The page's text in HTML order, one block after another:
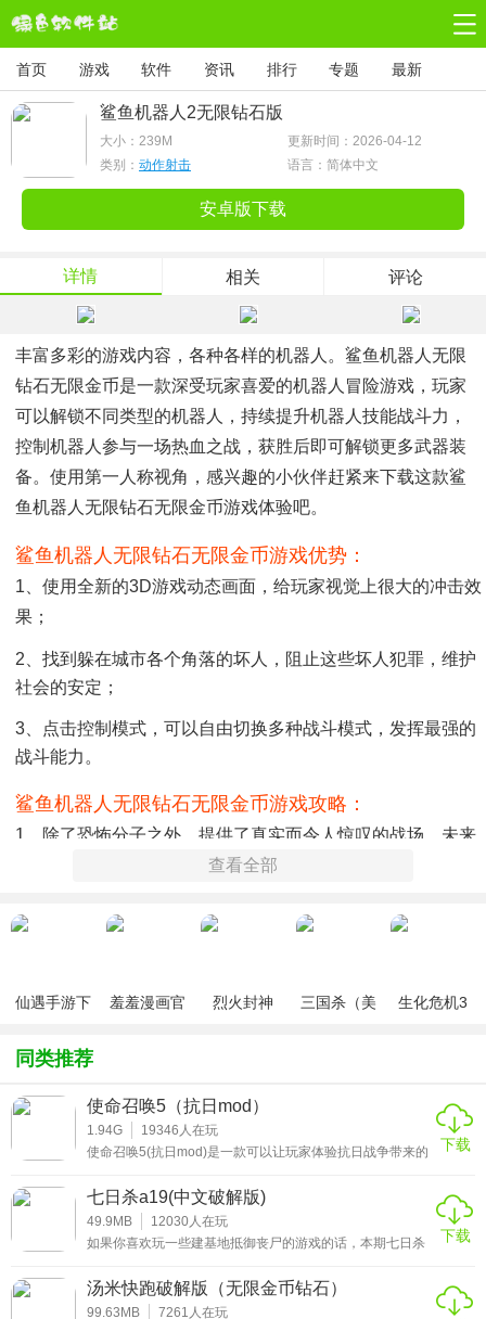
首页 游戏 软件 资讯 排行 专题 最新
鲨鱼机器人2无限钻石版
大小： 239M
更新时间：2026-04-12
类别： 动作射击 语言：简体中文
安卓版下载
详情 相关 评论
丰富多彩的游戏内容，各种各样的机器人。鲨鱼机器人无限
钻石无限金币是一款深受玩家喜爱的机器人冒险游戏，玩家
可以解锁不同类型的机器人，持续提升机器人技能战斗力，
控制机器人参与一场热血之战，获胜后即可解锁更多武器装
备。使用第一人称视角，感兴趣的小伙伴赶紧来下载这款鲨
鱼机器人无限钻石无限金币游戏体验吧。
鲨鱼机器人无限钻石无限金币游戏优势：
1、使用全新的3D游戏动态画面，给玩家视觉上很大的冲击效
果；
2、找到躲在城市各个角落的坏人，阻止这些坏人犯罪，维护
社会的安定；
3、点击控制模式，可以自由切换多种战斗模式，发挥最强的
战斗能力。
鲨鱼机器人无限钻石无限金币游戏攻略：
1、除了恐怖分子之外，提供了真实而令人惊叹的战场，未来
派机器人和无人驾驶飞机；
是独立离线游戏的巅峰之作；
赛。
鲨鱼机器人无限钻石无限金币游戏点评：
不同的难度给玩家带来更多的乐趣，你可以在这里自由探
索，操纵各种各样的机器人冒险战斗，他们会成为更好的解
查看全部
仙遇手游下
羞羞漫画官
烈火封神
三国杀（美
生化危机3
同类推荐
使命召唤5（抗日mod）
1.94G 19346 人在玩
使命召唤5(抗日mod)是一款可以让玩家体验抗日战争带来的
奸诈的日军之间展开的奋死抵抗的历史情节。采用了顶级的
图像引擎，高清晰的画面表现把战场打造的更加逼真和残
忍。想要体验这场战斗的朋友欢迎来使命召唤5mod抗日亮
剑战争模组下载!
下载
七日杀a19(中文破解版)
49.9MB 12030人在玩
如果你喜欢玩一些建基地抵御丧尸的游戏的话，本期七日杀
地图和玩法，让你可以在这里过把末日生存建造瘾哟!话不多
说，对这款七日杀a19上帝模式指令代码大全破解版感兴趣
的朋友不要错过哟!
下载
汤米快跑破解版（无限金币钻石）
99.63MB 7261 人在玩